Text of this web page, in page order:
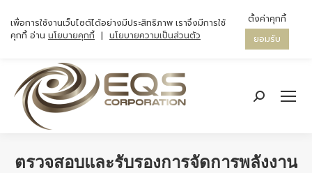
Search:
ตรวจสอบและรับรองการจัดการพลังงาน
เพื่อการใช้งานเว็บไซต์ได้อย่างมีประสิทธิภาพ เราจึงมีการใช้
คุกกี้ อ่าน นโยบายคุกกี้ | นโยบายความเป็นส่วนตัว
ตั้งค่าคุกกี้
ยอมรับ